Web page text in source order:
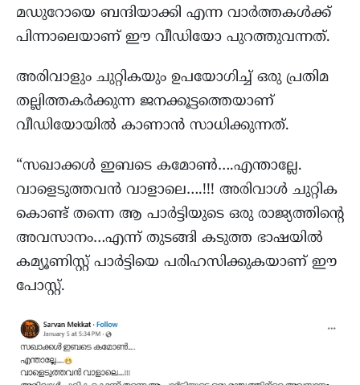
മഡുറോയെ ബന്ദിയാക്കി എന്ന വാർത്തകൾക്ക്
പിന്നാലെയാണ് ഈ വീഡിയോ പുറത്തുവന്നത്.
അരിവാളും ചുറ്റികയും ഉപയോഗിച്ച് ഒരു പ്രതിമ
തല്ലിത്തകർക്കുന്ന ജനക്കൂട്ടത്തെയാണ്
വീഡിയോയിൽ കാണാൻ സാധിക്കുന്നത്.
“സഖാക്കൾ ഇബടെ കമോൺ….എന്താല്ലേ.
വാളെടുത്തവൻ വാളാലെ….!!! അരിവാൾ ചുറ്റിക
കൊണ്ട് തന്നെ ആ പാർട്ടിയുടെ ഒരു രാജ്യത്തിന്റെ
അവസാനം…എന്ന് തുടങ്ങി കടുത്ത ഭാഷയിൽ
കമ്യൂണിസ്റ്റ് പാർട്ടിയെ പരിഹസിക്കുകയാണ് ഈ
പോസ്റ്റ്.